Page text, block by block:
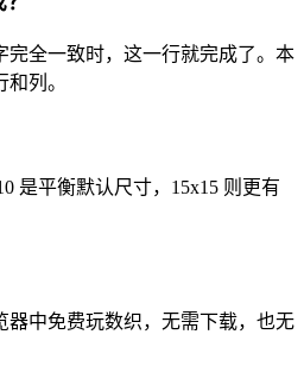
完全一致时，这一行就完成了。本
列。
是平衡默认尺寸，15x15 则更有
器中免费玩数织，无需下载，也无